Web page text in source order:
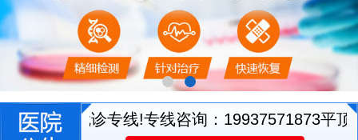
通医生就诊专线!专线咨询：19937571873平顶